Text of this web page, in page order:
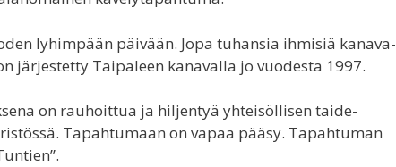
lyhimpään päivään. Jopa tuhansia ihmisiä kanava-
järjestetty Taipaleen kanavalla jo vuodesta 1997.
on rauhoittua ja hiljentyä yhteisöllisen taide-
Tapahtumaan on vapaa pääsy. Tapahtuman